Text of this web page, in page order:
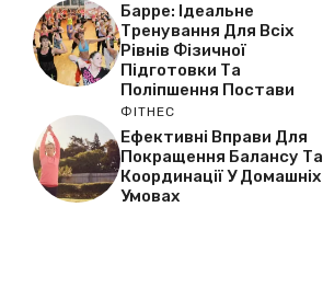
Барре: Ідеальне
Тренування Для Всіх
Рівнів Фізичної
Підготовки Та
Поліпшення Постави
ФІТНЕС
Ефективні Вправи Для
Покращення Балансу Та
Координації У Домашніх
Умовах